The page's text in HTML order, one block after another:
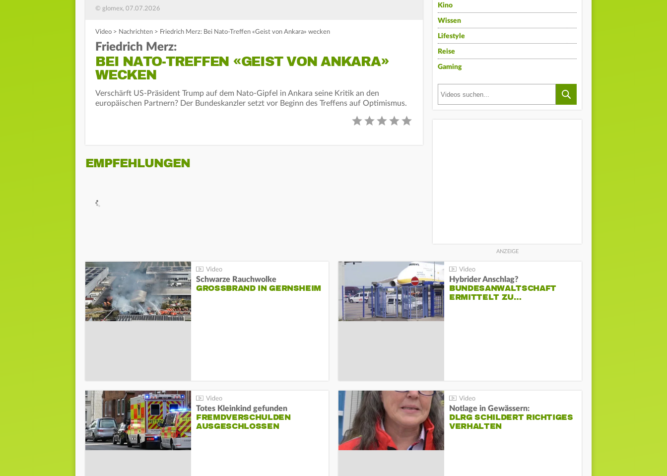
© glomex, 07.07.2026
Video > Nachrichten > Friedrich Merz: Bei Nato-Treffen «Geist von Ankara» wecken
Friedrich Merz:
BEI NATO-TREFFEN «GEIST VON ANKARA»
WECKEN
Verschärft US-Präsident Trump auf dem Nato-Gipfel in Ankara seine Kritik an den
europäischen Partnern? Der Bundeskanzler setzt vor Beginn des Treffens auf Optimismus.
EMPFEHLUNGEN
Kino
Wissen
Lifestyle
Reise
Gaming
Schwarze Rauchwolke
GROSSBRAND IN GERNSHEIM
Hybrider Anschlag?
BUNDESANWALTSCHAFT
ERMITTELT ZU…
Totes Kleinkind gefunden
FREMDVERSCHULDEN
AUSGESCHLOSSEN
Notlage in Gewässern:
DLRG SCHILDERT RICHTIGES
VERHALTEN